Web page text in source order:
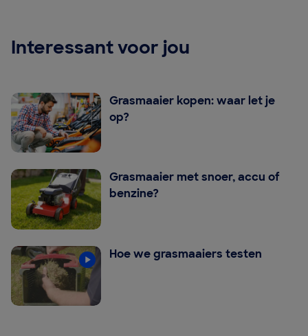
Interessant voor jou
Grasmaaier kopen: waar let je
op?
Grasmaaier met snoer, accu of
benzine?
Hoe we grasmaaiers testen